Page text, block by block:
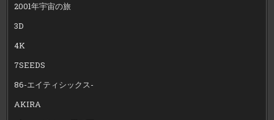
2001年宇宙の旅
3D
4K
7SEEDS
86-エイティシックス-
AKIRA